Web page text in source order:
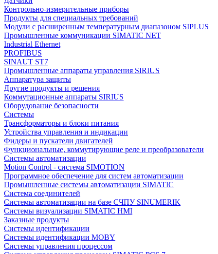
Контрольно-измерительные приборы
Продукты для специальных требований
Модули с расширенным температурным диапазоном SIPLUS
Промышленные коммуникации SIMATIC NET
Industrial Ethernet
PROFIBUS
SINAUT ST7
Промышленные аппараты управления SIRIUS
Аппаратура защиты
Другие продукты и решения
Коммутационные аппараты SIRIUS
Оборудование безопасности
Системы
Трансформаторы и блоки питания
Устройства управления и индикации
Фидеры и пускатели двигателей
Функциональные, коммутирующие реле и преобразователи
Системы автоматизации
Motion Control - система SIMOTION
Программное обеспечение для систем автоматизации
Промышленные системы автоматизации SIMATIC
Система соединителей
Системы автоматизации на базе СЧПУ SINUMERIK
Системы визуализации SIMATIC HMI
Заказные продукты
Системы идентификации
Системы идентификации MOBY
Системы управления процессом